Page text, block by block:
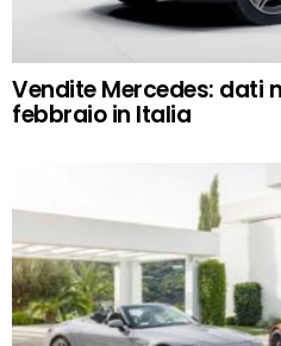
Vendite Mercedes: dati
febbraio in Italia